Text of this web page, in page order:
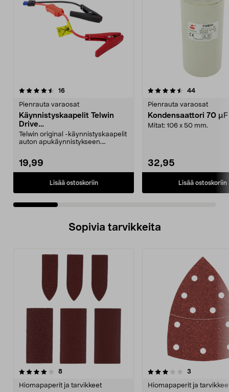
16arvostelut
Pienrauta varaosat
Käynnistyskaapelit Telwin
Drive
Mini/9000/13000/1250/150
0/1750, EC5
Telwin original -käynnistyskaapelit
auton apukäynnistykseen.
19,99
Lisää ostoskoriin
4.5 viidestä
44arvostelut
Pienrauta varaosat
Kondensaattori 70
Mitat: 106 x 50 mm.
32,95
Lisää ostoskoriin
4.5 viidestä
Sopivia tarvikkeita
8arvostelut
Hiomapaperit ja tarvikkeet
3.5viidestä
3
Hiomapaperit ja
4.0viidestä